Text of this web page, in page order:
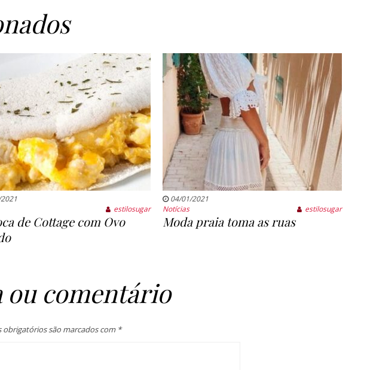
estilosugar
de Cottage com Ovo
04/01/2021
Notícias
estilosugar
Moda praia toma as ruas
ou comentário
obrigatórios são marcados com *